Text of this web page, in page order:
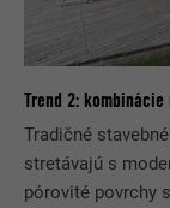
Trend 2:
Tradičné
stretávajú s
pórovité povrchy